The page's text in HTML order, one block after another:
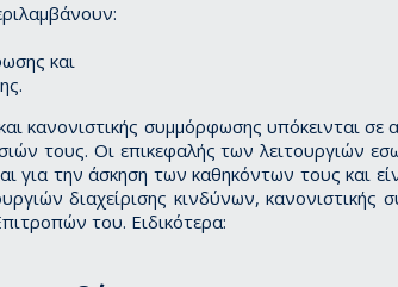
και
κανονιστικής συμμόρφωσης υπόκεινται
τους. Οι επικεφαλής των λειτουργιών
για την άσκηση των καθηκόντων τους και
διαχείρισης κινδύνων,
του. Ειδικότερα: